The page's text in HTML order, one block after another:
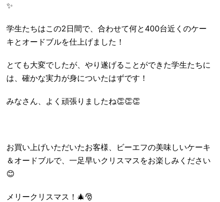
✨
学生たちはこの2日間で、合わせて何と400台近くのケー
キとオードブルを仕上げました！
とても大変でしたが、やり遂げることができた学生たちに
は、確かな実力が身についたはずです！
みなさん、よく頑張りましたね👏👏👏
お買い上げいただいたお客様、ビーエフの美味しいケーキ
＆オードブルで、一足早いクリスマスをお楽しみください
😊
メリークリスマス！🎄🎅